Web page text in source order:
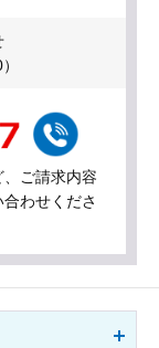
ご請求内容
わせくださ